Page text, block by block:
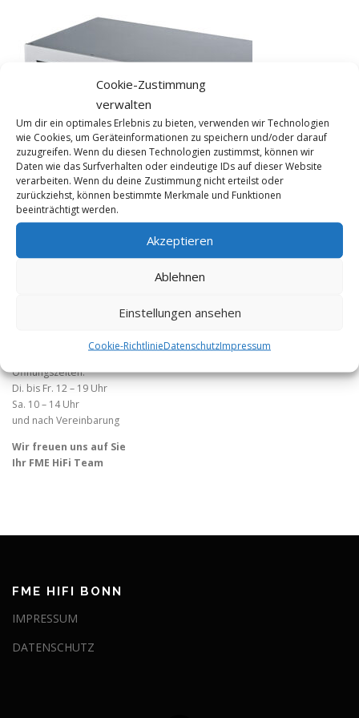
Cookie-Zustimmung
verwalten
Um dir ein optimales Erlebnis zu bieten, verwenden wir Technologien
wie Cookies, um Geräteinformationen zu speichern und/oder darauf
zuzugreifen. Wenn du diesen Technologien zustimmst, können wir
Daten wie das Surfverhalten oder eindeutige IDs auf dieser Website
verarbeiten. Wenn du deine Zustimmung nicht erteilst oder
zurückziehst, können bestimmte Merkmale und Funktionen
beeinträchtigt werden.
Akzeptieren
Ablehnen
Einstellungen ansehen
Cookie-RichtlinieDatenschutzImpressum
info@fme-hifi.de
Öffnungszeiten:
Di. bis Fr. 12 – 19 Uhr
Sa. 10 – 14 Uhr
und nach Vereinbarung
Wir freuen uns auf Sie
Ihr FME HiFi Team
FME HIFI BONN
IMPRESSUM
DATENSCHUTZ